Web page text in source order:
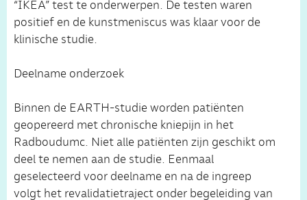
“IKEA” test te onderwerpen. De testen waren
positief en de kunstmeniscus was klaar voor de
klinische studie.
Deelname onderzoek
Binnen de EARTH-studie worden patiënten
geopereerd met chronische kniepijn in het
Radboudumc. Niet alle patiënten zijn geschikt om
deel te nemen aan de studie. Eenmaal
geselecteerd voor deelname en na de ingreep
volgt het revalidatietraject onder begeleiding van